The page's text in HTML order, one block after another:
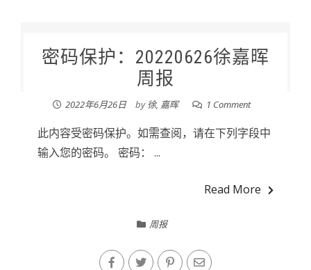
密码保护：20220626徐嘉晖
周报
2022年6月26日 by徐, 嘉晖 1 Comment
此内容受密码保护。如需查阅，请在下列字段中
输入您的密码。 密码： ...
Read More
周报